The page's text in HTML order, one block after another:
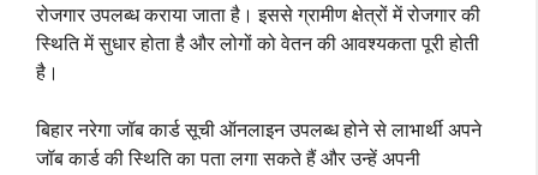
रोजगार उपलब्ध कराया जाता है। इससे ग्रामीण क्षेत्रों में रोजगार की
स्थिति में सुधार होता है और लोगों को वेतन की आवश्यकता पूरी होती
है।
बिहार नरेगा जॉब कार्ड सूची ऑनलाइन उपलब्ध होने से लाभार्थी अपने
जॉब कार्ड की स्थिति का पता लगा सकते हैं और उन्हें अपनी